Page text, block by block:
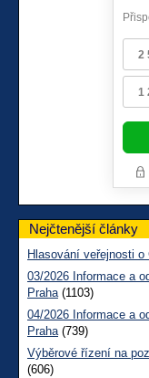
Nejčtenější články
Hlasování veřejnosti
03/2026 Informace a
Praha(1103)
04/2026 Informace a
Praha(739)
Výběrové řízení na
(606)